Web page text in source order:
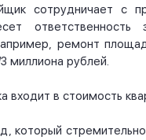
сотрудничает с
ответственность
ремонт
миллиона рублей.
входит в стоимость
который стремительно